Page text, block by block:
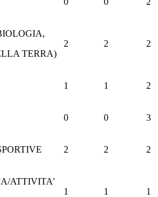
TERRA)
2 2 2
1 1 2
0 0 3
2 2 2
ATTIVITA'
1 1 1